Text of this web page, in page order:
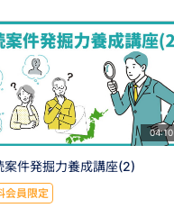
04:10
案件発掘力養成講座(2)
会員限定